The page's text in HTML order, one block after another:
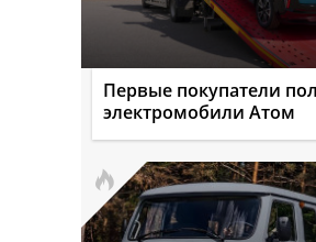
Первые покупатели
электромобили Атом